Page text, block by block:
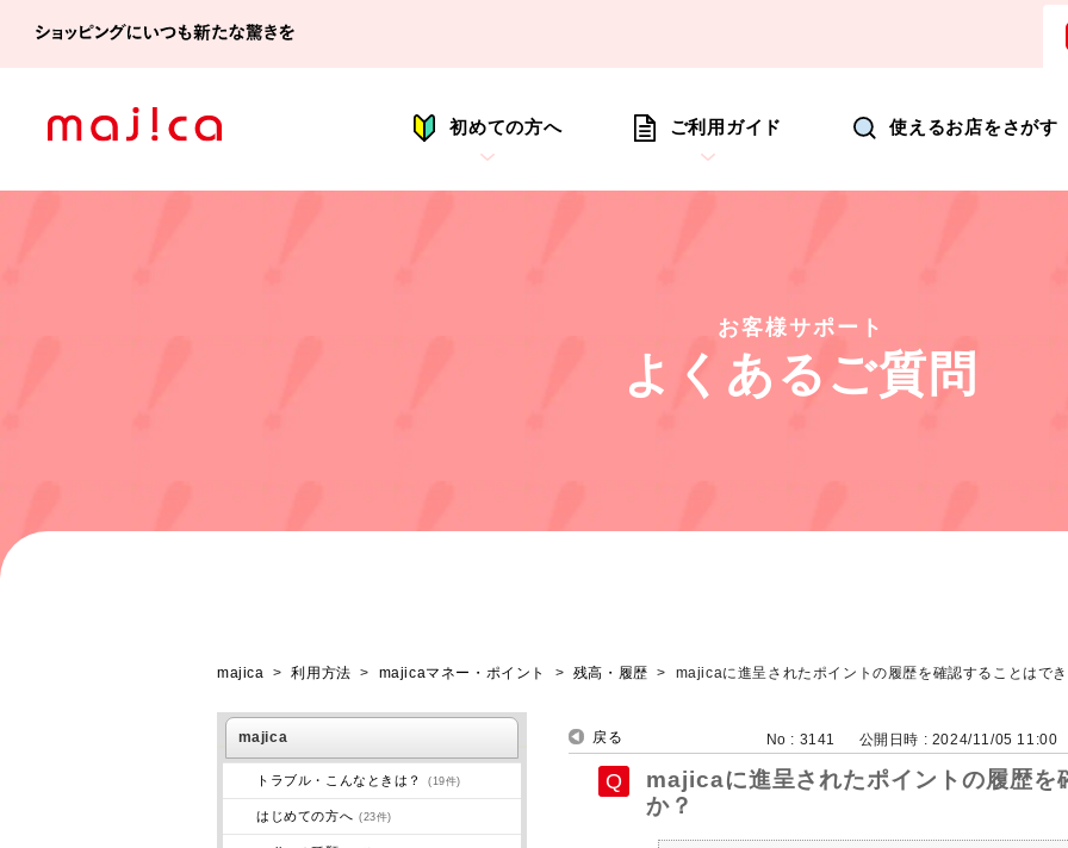
初めての方へ ご利用ガイド 使えるお店をさがす
お客様サポート
よくあるご質問
majica > 利用方法 > majicaマネー・ポイント > 残高・履歴 > majicaに進呈されたポイントの履歴を確認することはでき
majica
トラブル・こんなときは？ (19件)
はじめての方へ (23件)
戻る No : 3141 公開日時 : 2024/11/05 11:00
majicaに進呈されたポイントの履歴を
か？